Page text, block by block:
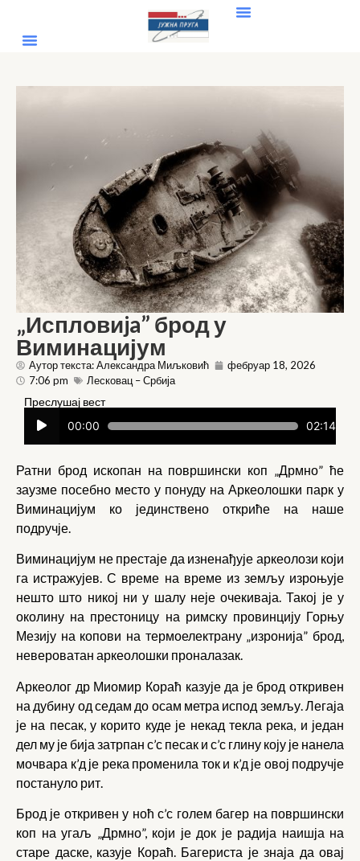
„Испловиja” брод у
Виминацијум
Аутор текста: Александра Миљковић
фебруар 18, 2026
7:06 pm
Лесковац – Србија
Преслушај вест
Прегледач
звучних
00:00 02:14
Ратни брод ископан на површински коп „Дрмно” ће
заузме посебно место у понуду на Аркеолошки парк у
Виминацијум ко јединствено откриће на наше
подручје.
Виминацијум не престаје да изненађује аркеолози који
га истражујев. С време на време из земљу изроњује
нешто што никој ни у шалу неје очекиваја. Такој је у
околину на престоницу на римску провинцију Горњу
Мезију на копови на термоелектрану „изронија” брод,
невероватан аркеолошки проналазак.
Аркеолог др Миомир Кораћ казује да је брод откривен
на дубину од седам до осам метра испод земљу. Легаја
је на песак, у корито куде је некад текла река, и један
дел му је бија затрпан с’с песак и с’с глину коју је нанела
мочвара к’д је река променила ток и к’д је овој подручје
постануло рит.
Брод је откривен у ноћ с’с голем багер на површински
коп на угаљ „Дрмно”, који је док је радија наишја на
старе даске, казује Кораћ. Багериста је знаја да овај